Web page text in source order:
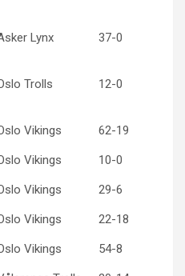
Lynx 37-0
Trolls 12-0
Vikings 62-19
Vikings 10-0
Vikings 29-6
Vikings 22-18
Vikings 54-8